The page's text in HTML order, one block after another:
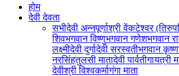
होम
देवी देवता
सभीदेवी अन्नपूर्णाश्री वेंकटेश्वर
शिवभगवान विष्णुभगवान गणेशभगवान
लक्ष्मीदेवी दुर्गादेवी सरस्वतीभगवान कृष्ण
नरसिंहतुलसी मातादेवी पार्वतीगायत्री
देवीश्री विश्वकर्मागंगा माता